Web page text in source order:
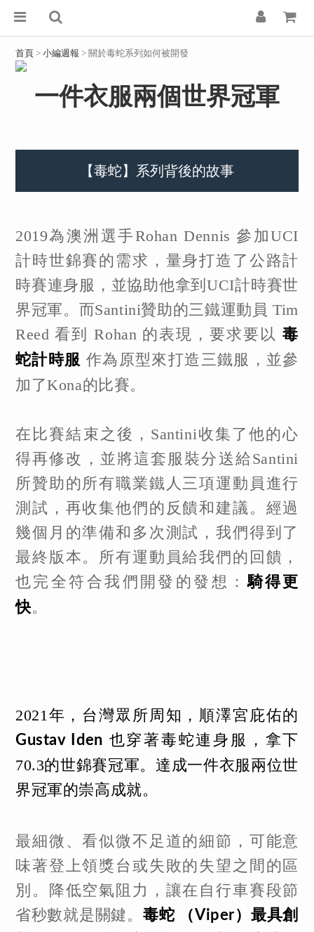
首頁 > 小編週報 > 關於毒蛇系列如何被開發
一件衣服兩個世界冠軍
【毒蛇】系列背後的故事
2019為澳洲選手Rohan Dennis 參加UCI
計時世錦賽的需求，量身打造了公路計
時賽連身服，並協助他拿到UCI計時賽世
界冠軍。而Santini贊助的三鐵運動員 Tim
Reed 看到 Rohan 的表現，要求要以毒
蛇計時服 作為原型來打造三鐵服，並參
加了Kona的比賽。
在比賽結束之後，Santini收集了他的心
得再修改，並將這套服裝分送給Santini
所贊助的所有職業鐵人三項運動員進行
測試，再收集他們的反饋和建議。經過
幾個月的準備和多次測試，我們得到了
最終版本。所有運動員給我們的回饋，
也完全符合我們開發的發想：騎得更
快。
2021年，台灣眾所周知，順澤宮庇佑的
Gustav Iden 也穿著毒蛇連身服，拿下
70.3的世錦賽冠軍。達成一件衣服兩位世
界冠軍的崇高成就。
最細微、看似微不足道的細節，可能意
味著登上領獎台或失敗的失望之間的區
別。降低空氣阻力，讓在自行車賽段節
省秒數就是關鍵。 毒蛇 （Viper）最具創